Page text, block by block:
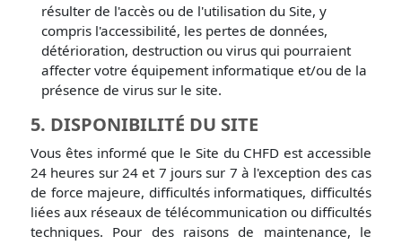
résulter de l'accès ou de l'utilisation du Site, y
compris l'accessibilité, les pertes de données,
détérioration, destruction ou virus qui pourraient
affecter votre équipement informatique et/ou de la
présence de virus sur le site.
5. DISPONIBILITÉ DU SITE
Vous êtes informé que le Site du CHFD est accessible
24 heures sur 24 et 7 jours sur 7 à l'exception des cas
de force majeure, difficultés informatiques, difficultés
liées aux réseaux de télécommunication ou difficultés
techniques. Pour des raisons de maintenance, le